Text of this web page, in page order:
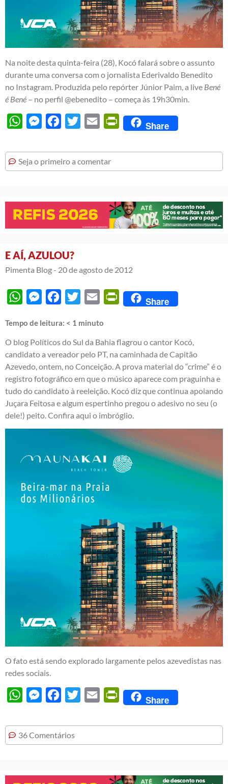
Na noite desta quinta-feira (28), Kocó falará sobre o assunto
durante uma conversa com o jornalista Ederivaldo Benedito
no Instagram. Produzida pelo repórter Júnior Paim, a live Bené
é Bené – no perfil @ebenedito – começa às 19h30min.
WhatsAppMessengerFacebook
Twitter Email PrintFriendly
Share
Seja o primeiro a comentar
E AÍ, AZULOU?
Pimenta Blog - 20 de agosto de 2012
WhatsAppMessengerFacebook
Twitter Email PrintFriendly
Share
Tempo de leitura: < 1 minuto
O blog Políticos do Sul da Bahia flagrou o cantor Kocó,
candidato a vereador pelo PT, na caminhada de Capitão
Azevedo, ontem, no Conceição. A prova material do “crime” é o
registro fotográfico em que o músico aparece com praguinha e
tudo do candidato à reeleição. Kocó diz que continua apoiando
Juçara Feitosa e algum espertinho pregou o adesivo no seu (o
dele!) peito. Confira aqui o imbróglio
O fato está sendo explorado largamente pelos azevedistas nas
redes sociais.
WhatsAppMessengerFacebook
Twitter Email PrintFriendly
Share
36 Comentários